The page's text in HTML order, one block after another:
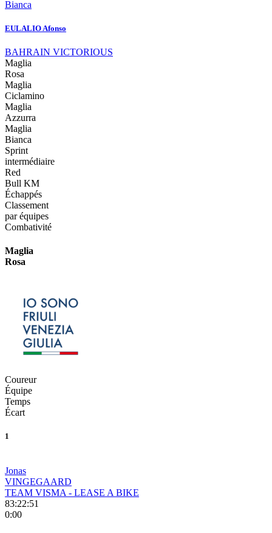
Bianca
EULALIO Afonso
BAHRAIN VICTORIOUS
Maglia
Rosa
Maglia
Ciclamino
Maglia
Azzurra
Maglia
Bianca
Sprint
intermédiaire
Red
Bull KM
Échappés
Classement
par équipes
Combativité
Maglia
Rosa
Coureur
Équipe
Temps
Écart
1
Jonas
VINGEGAARD
TEAM VISMA - LEASE A BIKE
83:22:51
0:00